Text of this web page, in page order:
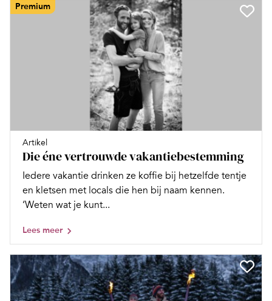
Premium
Artikel
Die éne vertrouwde vakantiebestemming
Iedere vakantie drinken ze koffie bij hetzelfde tentje
en kletsen met locals die hen bij naam kennen.
‘Weten wat je kunt...
Lees meer